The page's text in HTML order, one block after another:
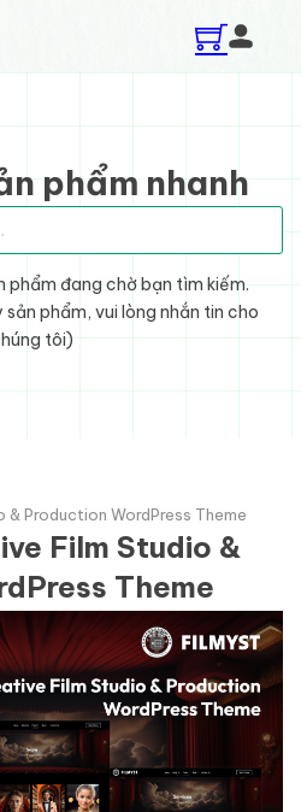
phẩm nhanh
phẩm đang chờ bạn tìm kiếm.
phẩm, vui lòng nhắn tin cho
tôi)
Production WordPress Theme
Film Studio &
Theme